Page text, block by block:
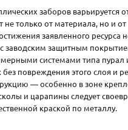
заборов варьируется
не только от материала, но и от
заявленного ресурса
заводским защитным
системами типа пурал
повреждения этого слоя и
— особенно в зоне
и царапины следует
краской по металлу.